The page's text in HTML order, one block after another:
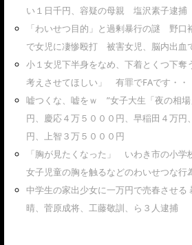
い１日千円、容疑の母親 塩沢素子逮捕
「わいせつ目的」と過剰暴行の謎 野
で女児に凄惨殴打 被害女児、脳内出
小１女児下半身をなめ、下着とくつ下奪
考えさせてほしい」 有罪でFAです・・
嘘つくな、嘘をｗ ”女子大生「夜の相
円、慶応４万５０００円、早稲田４万円
円、上智３万５０００円
「胸が見たくなった」 いわき市の小学
女子児童の胸を触るなどのわいせつな行
中学生の家出少女に一万円で売春させる
晴、菅原成将、工藤敬訓、ら３人逮捕